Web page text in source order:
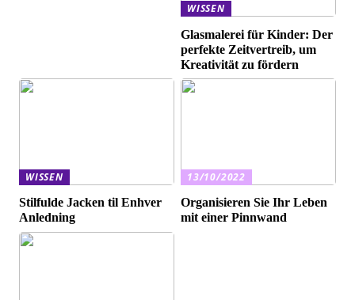
WISSEN
Glasmalerei für Kinder: Der
perfekte Zeitvertreib, um
Kreativität zu fördern
WISSEN
Stilfulde Jacken til Enhver
Anledning
13/10/2022
Organisieren Sie Ihr Leben
mit einer Pinnwand